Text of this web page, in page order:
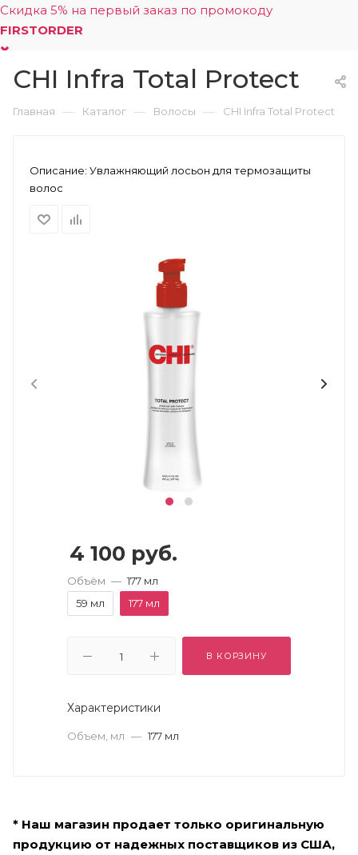
Скидка 5% на первый заказ по промокоду
FIRSTORDER
0
CHI Infra Total Protect
Главная — Каталог — Волосы — CHI Infra Total Protect
Описание: Увлажняющий лосьон для термозащиты
волос
4 100 руб.
Объём — 177 мл
59 мл
177 мл
В КОРЗИНУ
Характеристики
Объем, мл — 177 мл
* Наш магазин продает только оригинальную
продукцию от надежных поставщиков из США,